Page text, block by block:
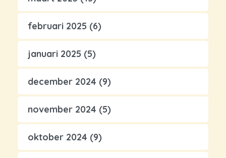
februari 2025 (6)
januari 2025 (5)
december 2024 (9)
november 2024 (5)
oktober 2024 (9)